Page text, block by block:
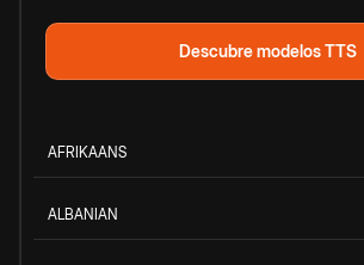
Descubre modelos TTS
AFRIKAANS
ALBANIAN